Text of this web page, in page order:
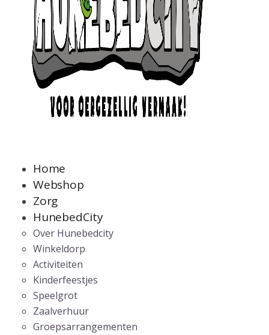
Home
Webshop
Zorg
HunebedCity
Over Hunebedcity
Winkeldorp
Activiteiten
Kinderfeestjes
Speelgrot
Zaalverhuur
Groepsarrangementen